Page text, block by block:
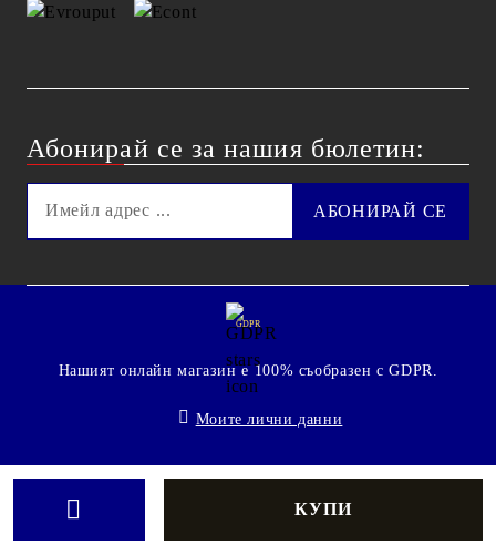
Абонирай се за нашия бюлетин:
GDPR
Нашият онлайн магазин е 100% съобразен с GDPR.
Моите лични данни